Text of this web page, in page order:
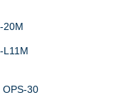
20M
L11M
OPS-30